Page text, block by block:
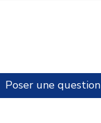
VAN
Poser une question